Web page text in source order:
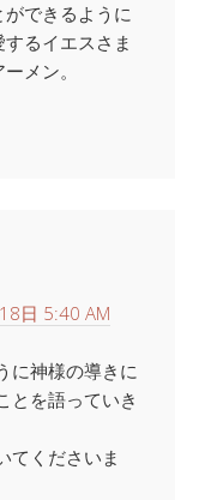
できるように
るイエスさま
メン。
日 5:40 AM
に神様の導きに
とを語っていき
てくださいま